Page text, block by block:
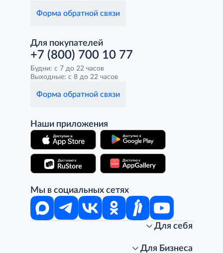
Форма обратной связи
Для покупателей
+7 (800) 700 10 77
Будни: с 7 до 22 часов
Выходные: с 8 до 22 часов
Форма обратной связи
Наши приложения
Мы в социальных сетях
Для себя
Стань клиентом METRO
Для Бизнеса